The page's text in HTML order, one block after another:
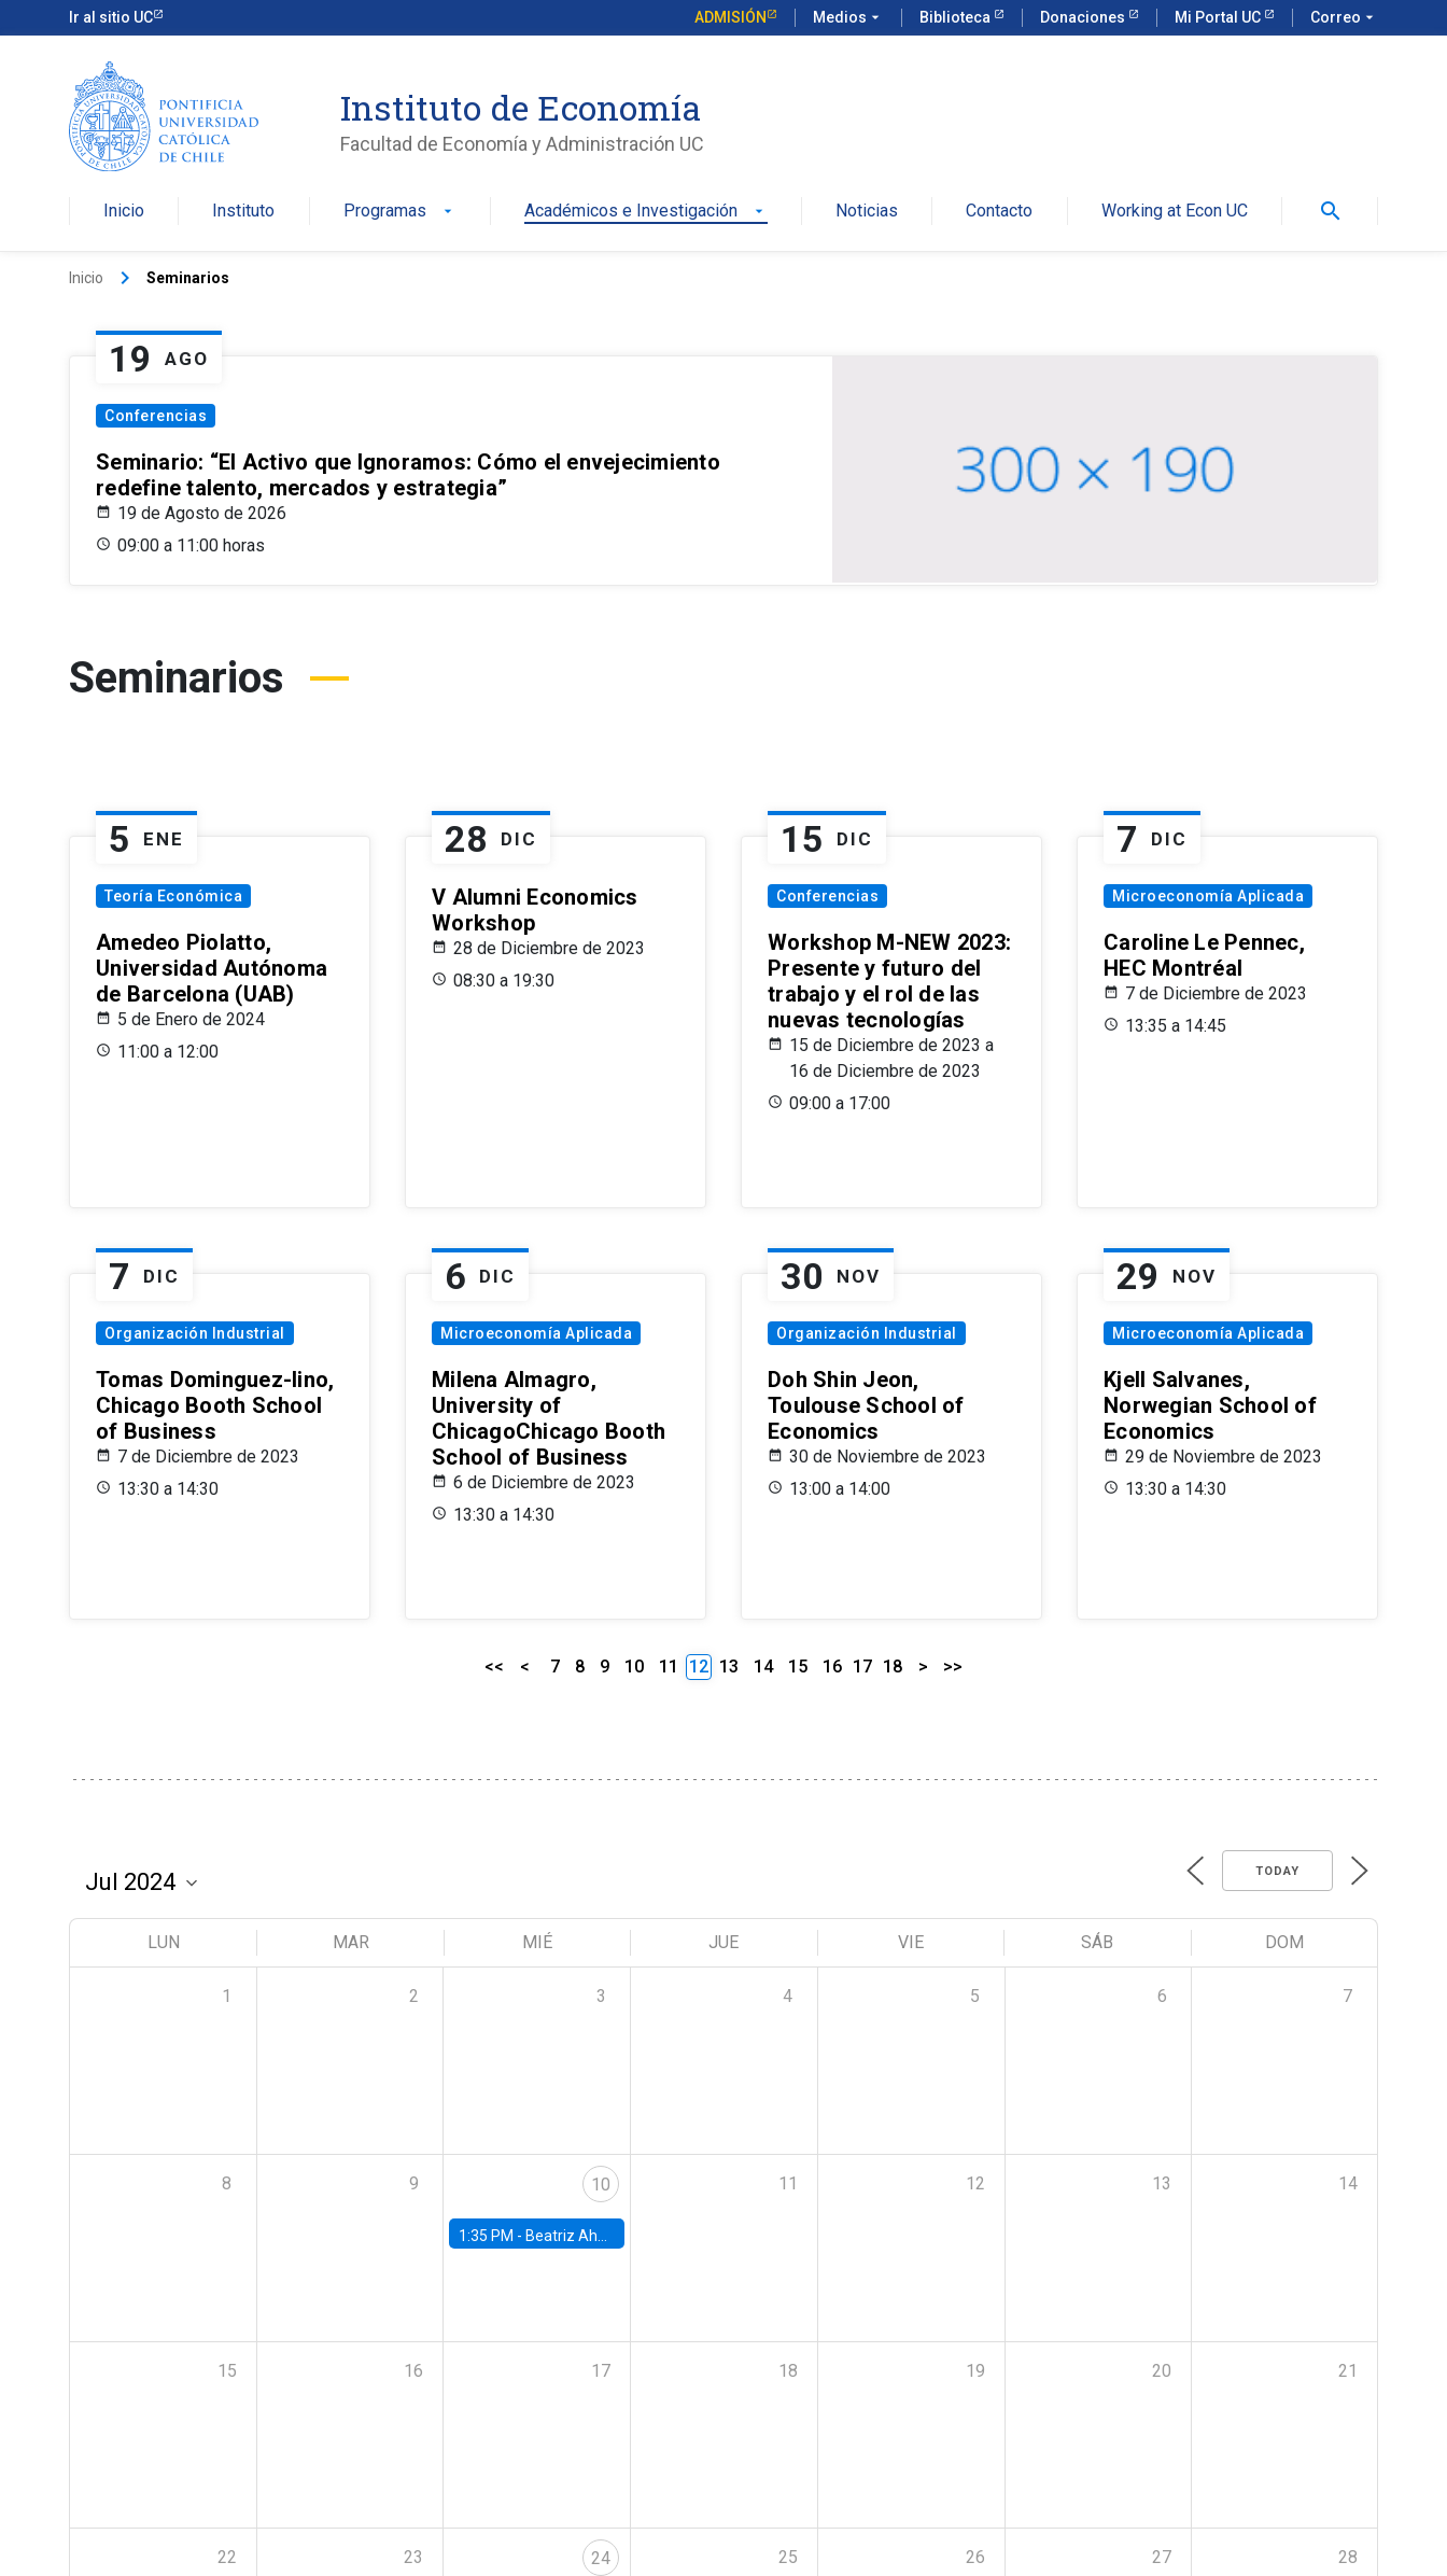
Ir al sitio UC ADMISIÓN Medios arrow_drop_down Biblioteca Donaciones Mi Portal UC Correo arrow_drop_down
Instituto de Economía
Facultad de Economía y Administración UC
Inicio Instituto Programas arrow_drop_down Académicos e Investigación arrow_drop_down Noticias Contacto Working at Econ UC search
Inicio keyboard_arrow_right Seminarios
19 AGO
Conferencias
Seminario: “El Activo que Ignoramos: Cómo el envejecimiento
redefine talento, mercados y estrategia”
19 de Agosto de 2026
09:00 a 11:00 horas
Seminarios
5 ENE
Teoría Económica
Amedeo Piolatto,
Universidad Autónoma
de Barcelona (UAB)
5 de Enero de 2024
11:00 a 12:00
28 DIC
V Alumni Economics
Workshop
28 de Diciembre de 2023
08:30 a 19:30
15 DIC
Conferencias
Workshop M-NEW 2023:
Presente y futuro del
trabajo y el rol de las
nuevas tecnologías
15 de Diciembre de 2023 a
16 de Diciembre de 2023
09:00 a 17:00
7 DIC
Microeconomía Aplicada
Caroline Le Pennec,
HEC Montréal
7 de Diciembre de 2023
13:35 a 14:45
7 DIC
Organización Industrial
Tomas Dominguez-Iino,
Chicago Booth School
of Business
7 de Diciembre de 2023
13:30 a 14:30
6 DIC
Microeconomía Aplicada
Milena Almagro,
University of
ChicagoChicago Booth
School of Business
6 de Diciembre de 2023
13:30 a 14:30
30 NOV
Organización Industrial
Doh Shin Jeon,
Toulouse School of
Economics
30 de Noviembre de 2023
13:00 a 14:00
29 NOV
Microeconomía Aplicada
Kjell Salvanes,
Norwegian School of
Economics
29 de Noviembre de 2023
13:30 a 14:30
<< < 7 8 9 10 11 12 13 14 15 16 17 18 > >>
TODAY
LUN MAR MIÉ JUE VIE SÁB DOM
1 2 3 4 5 6 7
8 9 10
1:35 PM - Beatriz Ahumada, PhD candidate, Universidad de Pittsburgh
11 12 13 14
15 16 17 18 19 20 21
22 23 24 25 26 27 28